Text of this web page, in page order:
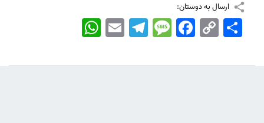
ارسال به دوستان:
WhatsApp EmailTelegramMessageFacebook Copy
Link
اشتراک